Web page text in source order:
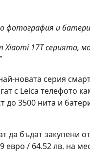
фотография и
Xiaomi 17T серията,
новата серия
с Leica телефото
3500 нита и
да бъдат закупени
евро / 64.52 лв. на